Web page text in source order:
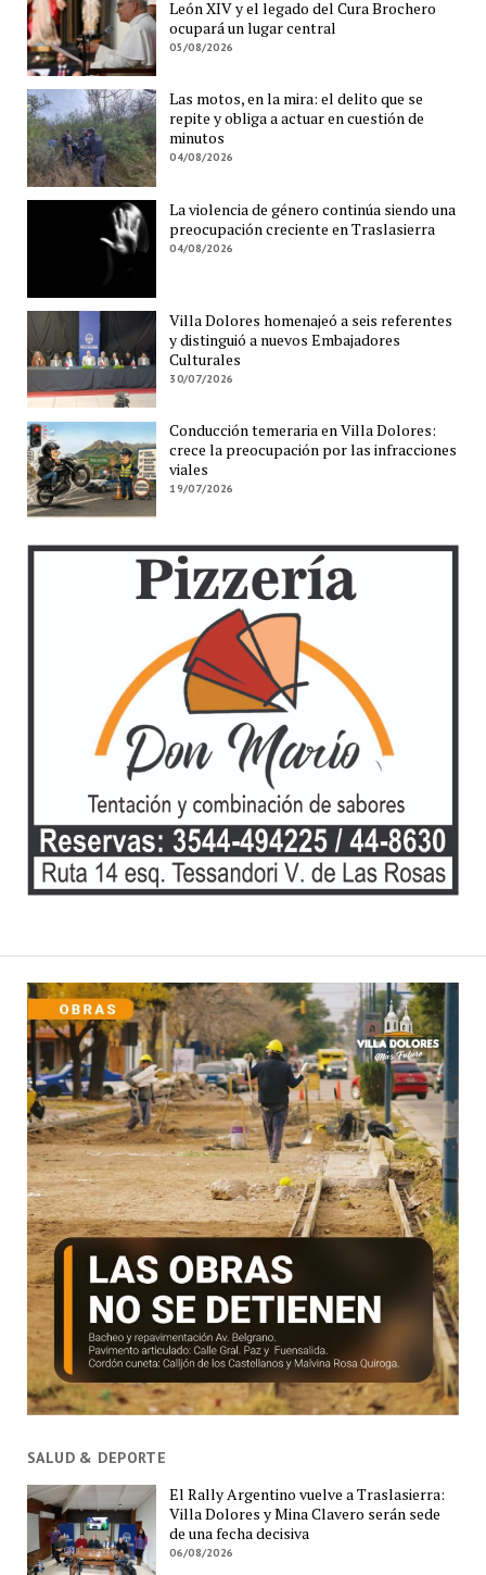
León XIV y el legado del Cura Brochero
ocupará un lugar central
05/08/2026
Las motos, en la mira: el delito que se
repite y obliga a actuar en cuestión de
minutos
04/08/2026
La violencia de género continúa siendo una
preocupación creciente en Traslasierra
04/08/2026
Villa Dolores homenajeó a seis referentes
y distinguió a nuevos Embajadores
Culturales
30/07/2026
Conducción temeraria en Villa Dolores:
crece la preocupación por las infracciones
viales
19/07/2026
SALUD & DEPORTE
El Rally Argentino vuelve a Traslasierra:
Villa Dolores y Mina Clavero serán sede
de una fecha decisiva
06/08/2026